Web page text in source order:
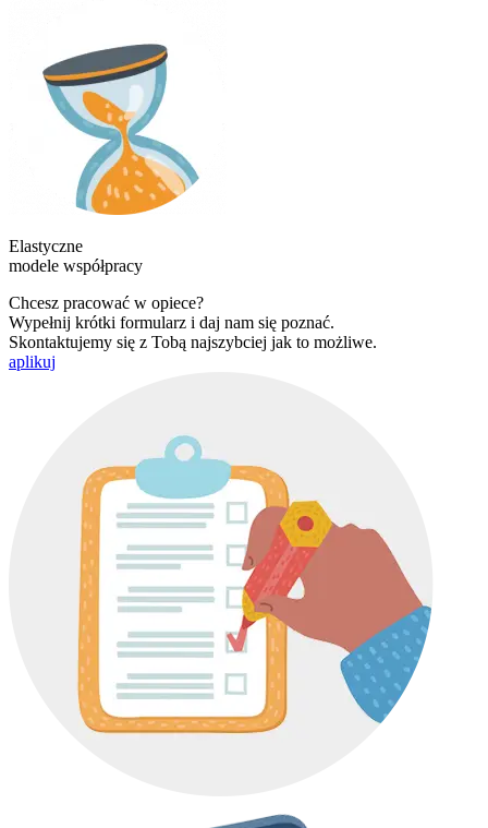
Elastyczne
modele współpracy
Chcesz pracować w opiece?
Wypełnij krótki formularz i daj nam się poznać.
Skontaktujemy się z Tobą najszybciej jak to możliwe.
aplikuj